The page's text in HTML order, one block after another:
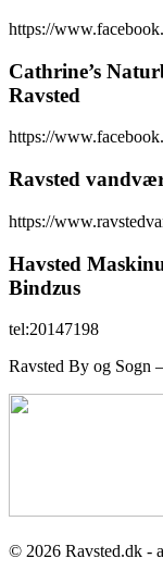
https://
Cathrine’s
Ravsted
https://
Ravsted
https://
Havsted
Bindzus
tel:20147198
Ravsted By og Sogn
© 2026 Ravsted.dk -